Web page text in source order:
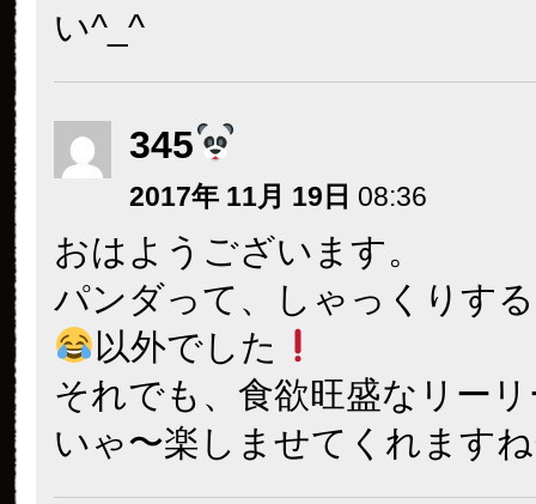
い^_^
345
2017年 11月 19日 08:36
おはようございます。
パンダって、しゃっくりす
以外でした
それでも、食欲旺盛なリー
いゃ〜楽しませてくれます